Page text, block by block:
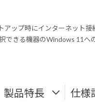
ップ時にインターネット接
できる機器のWindows 11へ
製品特長 仕様